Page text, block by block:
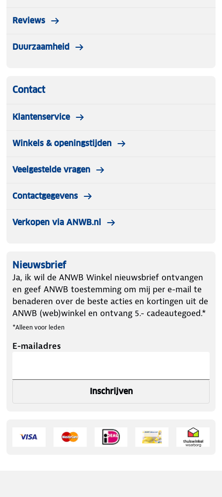
Reviews
Duurzaamheid
Contact
Klantenservice
Winkels & openingstijden
Veelgestelde vragen
Contactgegevens
Verkopen via ANWB.nl
Nieuwsbrief
Ja, ik wil de ANWB Winkel nieuwsbrief ontvangen
en geef ANWB toestemming om mij per e-mail te
benaderen over de beste acties en kortingen uit de
ANWB (web)winkel en ontvang 5.- cadeautegoed.*
*Alleen voor leden
E-mailadres
Inschrijven